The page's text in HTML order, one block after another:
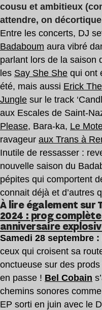
cousu et ambitieux
attendre, on
Entre les concerts, DJ
Badaboum aura vibré
parlant lors de la saison
les Say She She qui ont
été, mais aussi Erick
Jungle sur le track
aux Escales de Saint-
Please, Bara-ka, Le
ravageur aux Trans à
Inutile de ressasser :
nouvelle saison du
pépites qui comportent
connait déjà et d’autres
À lire également sur
2024 : prog
anniversaire
Samedi 28 septembre :
ceux qui croisent sa
onctueuse sur des
en passe ! Bel Cobain
chemins sonores
EP sorti en juin avec le